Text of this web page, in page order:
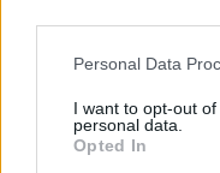
Please note that this
not limited to your visit
grant or deny consent
use your data for
Personal Data
I want to opt-out
personal data.
Opted In
uralkodó döntése.